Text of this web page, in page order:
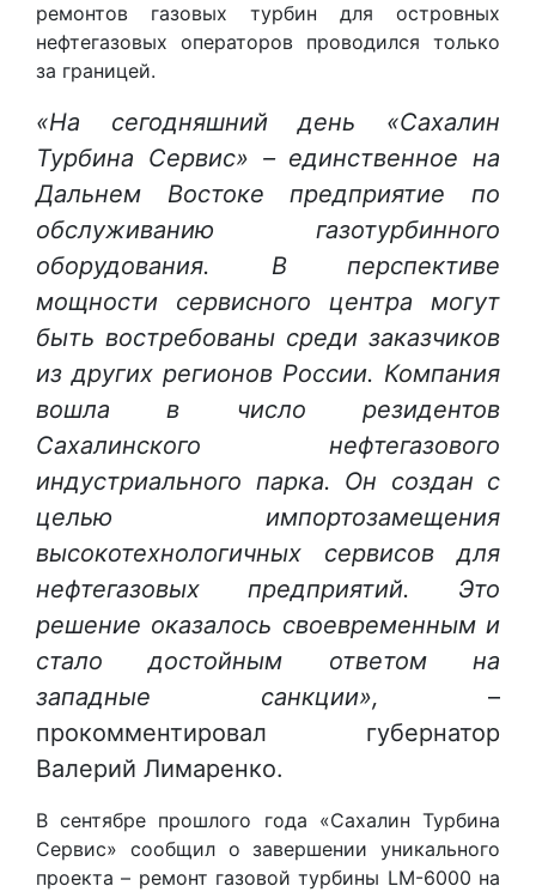
ремонтов газовых турбин для островных
нефтегазовых операторов проводился только
за границей.
«На сегодняшний день «Сахалин
Турбина Сервис» – единственное на
Дальнем Востоке предприятие по
обслуживанию газотурбинного
оборудования. В перспективе
мощности сервисного центра могут
быть востребованы среди заказчиков
из других регионов России. Компания
вошла в число резидентов
Сахалинского нефтегазового
индустриального парка. Он создан с
целью импортозамещения
высокотехнологичных сервисов для
нефтегазовых предприятий. Это
решение оказалось своевременным и
стало достойным ответом на
западные санкции», –
прокомментировал губернатор
Валерий Лимаренко.
В сентябре прошлого года «Сахалин Турбина
Сервис» сообщил о завершении уникального
проекта – ремонт газовой турбины LM-6000 на